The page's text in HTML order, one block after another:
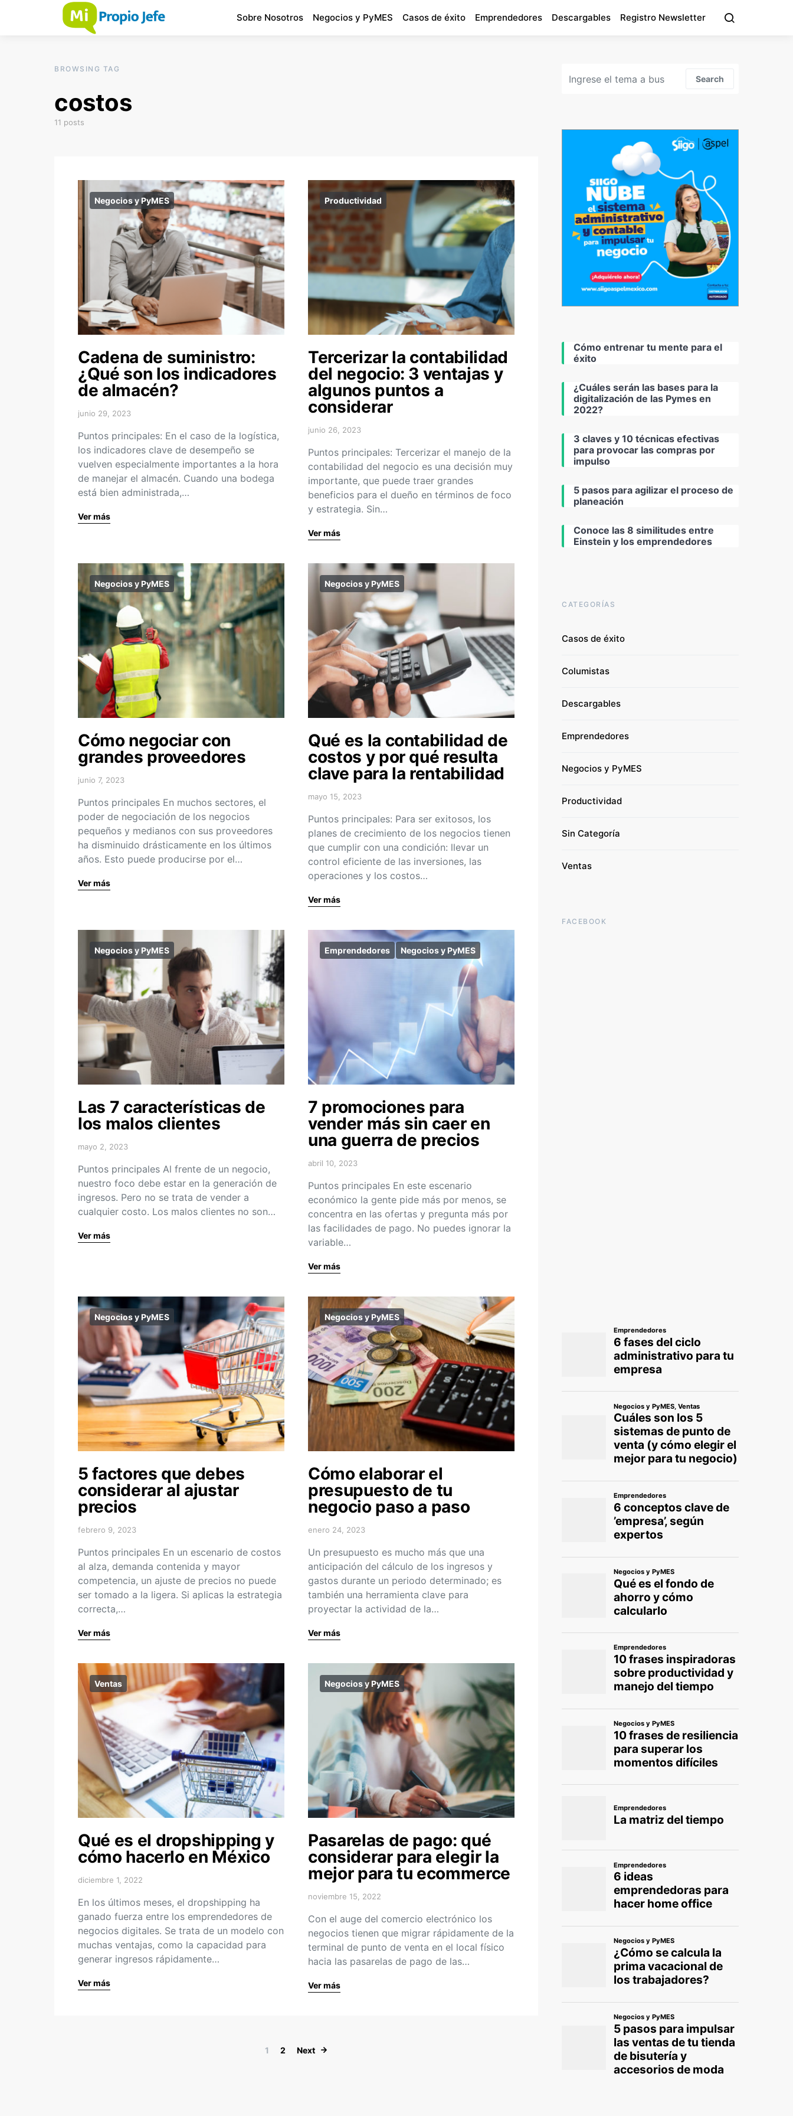
Sobre Nosotros Negocios y PyMES Casos de éxito Emprendedores Descargables Registro Newsletter
BROWSING TAG
costos
11 posts
Negocios y PyMES
Cadena de suministro:
¿Qué son los indicadores
de almacén?
junio 29, 2023
Puntos principales: En el caso de la logística,
los indicadores clave de desempeño se
vuelven especialmente importantes a la hora
de manejar el almacén. Cuando una bodega
está bien administrada,…
Ver más
Productividad
Tercerizar la contabilidad
del negocio: 3 ventajas y
algunos puntos a
considerar
junio 26, 2023
Puntos principales: Tercerizar el manejo de la
contabilidad del negocio es una decisión muy
importante, que puede traer grandes
beneficios para el dueño en términos de foco
y estrategia. Sin…
Ver más
Negocios y PyMES
Cómo negociar con
grandes proveedores
junio 7, 2023
Puntos principales En muchos sectores, el
poder de negociación de los negocios
pequeños y medianos con sus proveedores
ha disminuido drásticamente en los últimos
años. Esto puede producirse por el…
Ver más
Negocios y PyMES
Qué es la contabilidad de
costos y por qué resulta
clave para la rentabilidad
mayo 15, 2023
Puntos principales: Para ser exitosos, los
planes de crecimiento de los negocios tienen
que cumplir con una condición: llevar un
control eficiente de las inversiones, las
operaciones y los costos…
Ver más
Negocios y PyMES
Las 7 características de
los malos clientes
mayo 2, 2023
Puntos principales Al frente de un negocio,
nuestro foco debe estar en la generación de
ingresos. Pero no se trata de vender a
cualquier costo. Los malos clientes no son…
Ver más
Emprendedores Negocios y PyMES
7 promociones para
vender más sin caer en
una guerra de precios
abril 10, 2023
Puntos principales En este escenario
económico la gente pide más por menos, se
concentra en las ofertas y pregunta más por
las facilidades de pago. No puedes ignorar la
variable…
Ver más
Negocios y PyMES
5 factores que debes
considerar al ajustar
precios
febrero 9, 2023
Puntos principales En un escenario de costos
al alza, demanda contenida y mayor
competencia, un ajuste de precios no puede
ser tomado a la ligera. Si aplicas la estrategia
correcta,…
Ver más
Negocios y PyMES
Cómo elaborar el
presupuesto de tu
negocio paso a paso
enero 24, 2023
Un presupuesto es mucho más que una
anticipación del cálculo de los ingresos y
gastos durante un periodo determinado; es
también una herramienta clave para
proyectar la actividad de la…
Ver más
Ventas
Qué es el dropshipping y
cómo hacerlo en México
diciembre 1, 2022
En los últimos meses, el dropshipping ha
ganado fuerza entre los emprendedores de
negocios digitales. Se trata de un modelo con
muchas ventajas, como la capacidad para
generar ingresos rápidamente…
Ver más
Negocios y PyMES
Pasarelas de pago: qué
considerar para elegir la
mejor para tu ecommerce
noviembre 15, 2022
Con el auge del comercio electrónico los
negocios tienen que migrar rápidamente de la
terminal de punto de venta en el local físico
hacia las pasarelas de pago de las…
Ver más
Navegación de entradas
1 2 Next
Search
Cómo entrenar tu mente para el
éxito
¿Cuáles serán las bases para la
digitalización de las Pymes en
2022?
3 claves y 10 técnicas efectivas
para provocar las compras por
impulso
5 pasos para agilizar el proceso de
planeación
Conoce las 8 similitudes entre
Einstein y los emprendedores
CATEGORÍAS
Casos de éxito
Columistas
Descargables
Emprendedores
Negocios y PyMES
Productividad
Sin Categoría
Ventas
FACEBOOK